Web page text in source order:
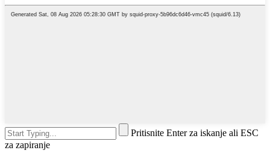
Pritisnite Enter za iskanje ali ESC
za zapiranje